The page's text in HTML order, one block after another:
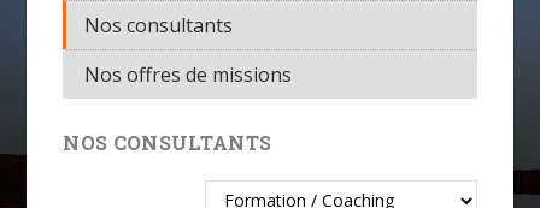
Nos consultants
Nos offres de missions
NOS CONSULTANTS